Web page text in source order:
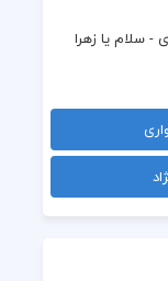
- سلام یا زهرا